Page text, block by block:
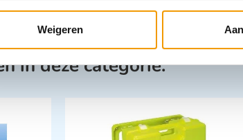
Weigeren
in deze categorie: